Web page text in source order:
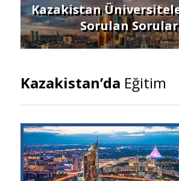
Kazakistan
Sorulan Sorular
Kazakistan’da Eğitim